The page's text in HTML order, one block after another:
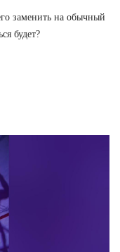
заменить на обычный
будет?